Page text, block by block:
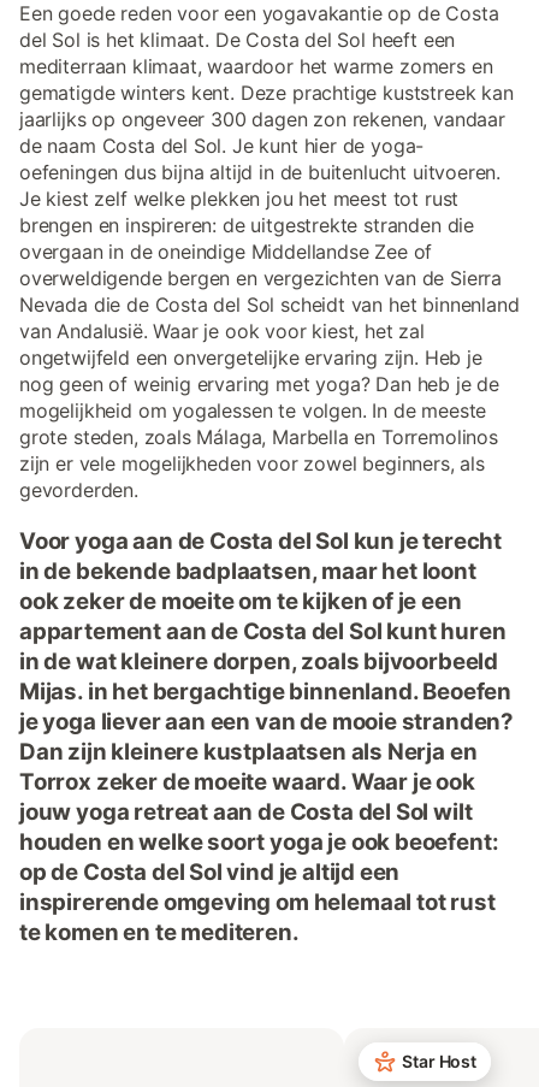
Een goede reden voor een yogavakantie op de Costa
del Sol is het klimaat. De Costa del Sol heeft een
mediterraan klimaat, waardoor het warme zomers en
gematigde winters kent. Deze prachtige kuststreek kan
jaarlijks op ongeveer 300 dagen zon rekenen, vandaar
de naam Costa del Sol. Je kunt hier de yoga-
oefeningen dus bijna altijd in de buitenlucht uitvoeren.
Je kiest zelf welke plekken jou het meest tot rust
brengen en inspireren: de uitgestrekte stranden die
overgaan in de oneindige Middellandse Zee of
overweldigende bergen en vergezichten van de Sierra
Nevada die de Costa del Sol scheidt van het binnenland
van Andalusië. Waar je ook voor kiest, het zal
ongetwijfeld een onvergetelijke ervaring zijn. Heb je
nog geen of weinig ervaring met yoga? Dan heb je de
mogelijkheid om yogalessen te volgen. In de meeste
grote steden, zoals Málaga, Marbella en Torremolinos
zijn er vele mogelijkheden voor zowel beginners, als
gevorderden.
Voor yoga aan de Costa del Sol kun je terecht
in de bekende badplaatsen, maar het loont
ook zeker de moeite om te kijken of je een
appartement aan de Costa del Sol kunt huren
in de wat kleinere dorpen, zoals bijvoorbeeld
Mijas. in het bergachtige binnenland. Beoefen
je yoga liever aan een van de mooie stranden?
Dan zijn kleinere kustplaatsen als Nerja en
Torrox zeker de moeite waard. Waar je ook
jouw yoga retreat aan de Costa del Sol wilt
houden en welke soort yoga je ook beoefent:
op de Costa del Sol vind je altijd een
inspirerende omgeving om helemaal tot rust
te komen en te mediteren.
Star Host